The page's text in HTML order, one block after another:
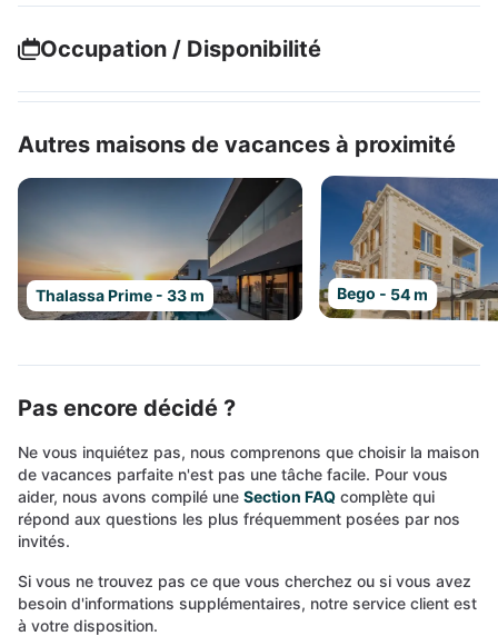
Occupation / Disponibilité
Autres maisons de vacances à proximité
Thalassa Prime - 33 m Bego - 54 m
Pas encore décidé ?
Ne vous inquiétez pas, nous comprenons que choisir la maison
de vacances parfaite n'est pas une tâche facile. Pour vous
aider, nous avons compilé une Section FAQ complète qui
répond aux questions les plus fréquemment posées par nos
invités.
Si vous ne trouvez pas ce que vous cherchez ou si vous avez
besoin d'informations supplémentaires, notre service client est
à votre disposition.